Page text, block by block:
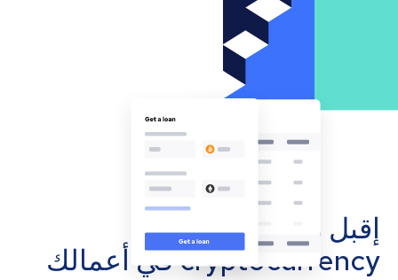
إقبل مدفوعات
cryptocurrency في أعمالك